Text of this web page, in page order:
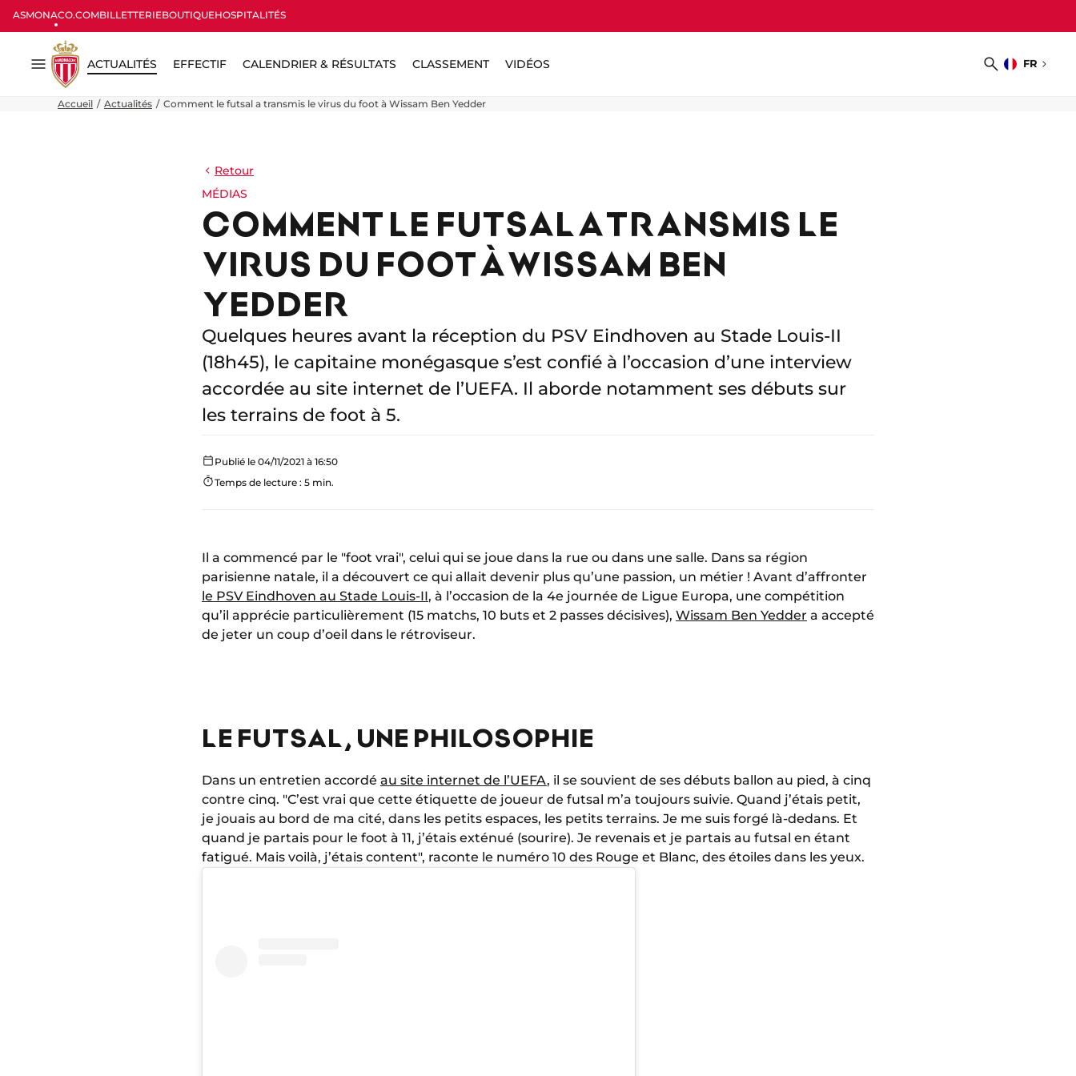
ASMONACO.COMBILLETTERIEBOUTIQUEHOSPITALITÉS
Menu
ACTUALITÉS EFFECTIF CALENDRIER & RÉSULTATS CLASSEMENT VIDÉOS
Recherche
FR
Choisir
Accueil Actualités Comment le futsal a transmis le virus du foot à Wissam Ben Yedder
Retour
MÉDIAS
COMMENT LE FUTSAL A TRANSMIS LE
VIRUS DU FOOT À WISSAM BEN
YEDDER
Quelques heures avant la réception du PSV Eindhoven au Stade Louis-II
(18h45), le capitaine monégasque s’est confié à l’occasion d’une interview
accordée au site internet de l’UEFA. Il aborde notamment ses débuts sur
les terrains de foot à 5.
Publié le 04/11/2021 à 16:50
Temps de lecture : 5 min.
Il a commencé par le "foot vrai", celui qui se joue dans la rue ou dans une salle. Dans sa région
parisienne natale, il a découvert ce qui allait devenir plus qu’une passion, un métier ! Avant d’affronter
le PSV Eindhoven au Stade Louis-II, à l’occasion de la 4e journée de Ligue Europa, une compétition
qu’il apprécie particulièrement (15 matchs, 10 buts et 2 passes décisives), Wissam Ben Yedder a accepté
de jeter un coup d’oeil dans le rétroviseur.
LE FUTSAL, UNE PHILOSOPHIE
Dans un entretien accordé au site internet de l’UEFA, il se souvient de ses débuts ballon au pied, à cinq
contre cinq. "C’est vrai que cette étiquette de joueur de futsal m’a toujours suivie. Quand j’étais petit,
je jouais au bord de ma cité, dans les petits espaces, les petits terrains. Je me suis forgé là-dedans. Et
quand je partais pour le foot à 11, j’étais exténué (sourire). Je revenais et je partais au futsal en étant
fatigué. Mais voilà, j’étais content", raconte le numéro 10 des Rouge et Blanc, des étoiles dans les yeux.